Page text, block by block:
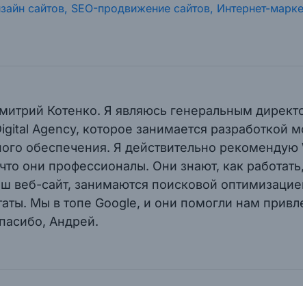
сайтов, SEO-продвижение сайтов, Интернет-
Котенко. Я являюсь генеральным
Agency, которое занимается разработкой
обеспечения. Я действительно рекомендую
они профессионалы. Они знают, как
веб-сайт, занимаются поисковой
Мы в топе Google, и они помогли нам
Андрей.